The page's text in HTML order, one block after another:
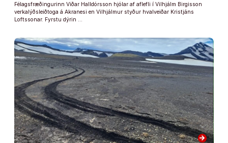
Félagsfræðingurinn Viðar Halldórsson hjólar af aflefli í Vilhjálm Birgisson
verkalýðsleiðtoga á Akranesi en Vilhjálmur styður hvalveiðar Kristjáns
Loftssonar. Fyrstu dýrin …
arrow_forward